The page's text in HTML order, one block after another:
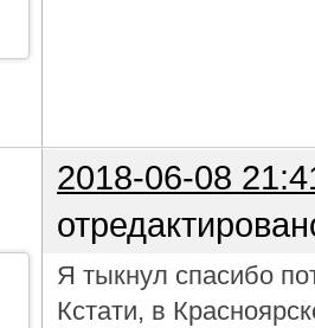
2018-06-08
Я тыкнул спасибо
Кстати, в